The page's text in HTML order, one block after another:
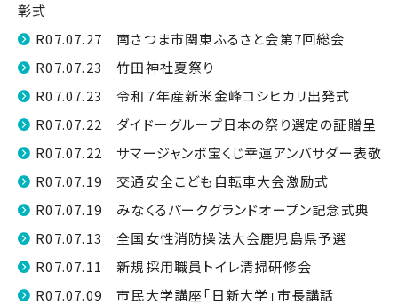
彰式
R07.07.27 南さつま市関東ふるさと会第7回総会
R07.07.23 竹田神社夏祭り
R07.07.23 令和７年産新米金峰コシヒカリ出発式
R07.07.22 ダイドーグループ日本の祭り選定の証贈呈
R07.07.22 サマージャンボ宝くじ幸運アンバサダー表敬
R07.07.19 交通安全こども自転車大会激励式
R07.07.19 みなくるパークグランドオープン記念式典
R07.07.13 全国女性消防操法大会鹿児島県予選
R07.07.11 新規採用職員トイレ清掃研修会
R07.07.09 市民大学講座「日新大学」市長講話